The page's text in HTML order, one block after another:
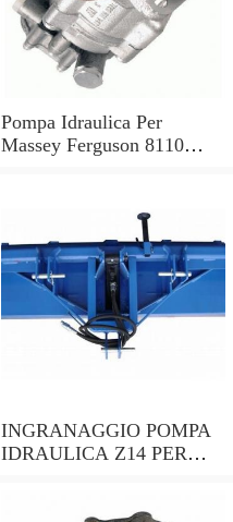
Pompa Idraulica Per
Massey Ferguson 8110
INGRANAGGIO POMPA
IDRAULICA Z14 PER